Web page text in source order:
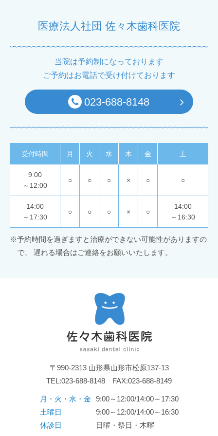
医療法人社団 佐々木歯科医院
当院は予約制になっております
ご予約はお電話で受け付けております
023-688-8148
受付時間 月 火 水 木 金 土
9:00
～12:00
○ ○ ○ × ○ ○
14:00
～17:30
○ ○ ○ × ○
14:00
～16:30
※予約時間を過ぎますと治療ができない可能性がありますの
で、
遅れる場合はご連絡をお願いいたします。
〒990-2313 山形県山形市松原137-13
TEL:023-688-8148 FAX:023-688-8149
月・火・水・金
9:00～12:00/14:00～17:30
土曜日
9:00～12:00/14:00～16:30
休診日
日曜・祭日・木曜